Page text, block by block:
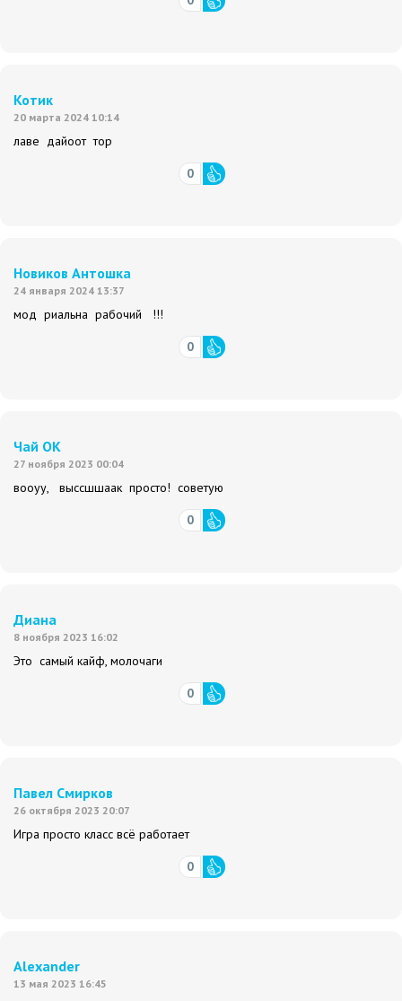
Котик
20 марта 2024 10:14
лаве дайоот тор
0
Новиков Антошка
24 января 2024 13:37
мод риальна рабочий !!!
0
Чай ОК
27 ноября 2023 00:04
вооуу, выссшшаак просто! советую
0
Диана
8 ноября 2023 16:02
Это самый кайф, молочаги
0
Павел Смирков
26 октября 2023 20:07
Игра просто класс всё работает
0
Alexander
13 мая 2023 16:45